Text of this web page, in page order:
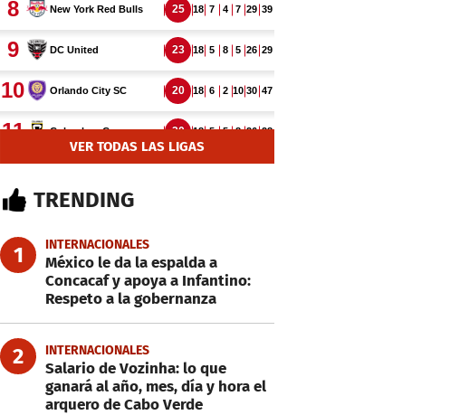
VER TODAS LAS LIGAS
TRENDING
1 INTERNACIONALES
México le da la espalda a
Concacaf y apoya a Infantino:
Respeto a la gobernanza
2 INTERNACIONALES
Salario de Vozinha: lo que
ganará al año, mes, día y hora el
arquero de Cabo Verde